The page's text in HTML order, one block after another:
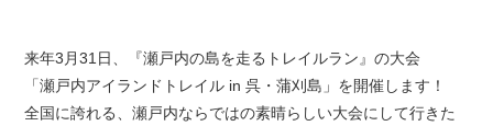
来年3月31日、『瀬戸内の島を走るトレイルラン』の大会
「瀬戸内アイランドトレイル in 呉・蒲刈島」を開催します！
全国に誇れる、瀬戸内ならではの素晴らしい大会にして行きた